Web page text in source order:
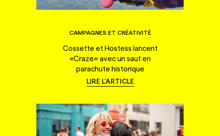
CAMPAGNES ET CRÉATIVITÉ
Cossette et Hostess lancent
«Craze» avec un saut en
parachute historique
LIRE L'ARTICLE